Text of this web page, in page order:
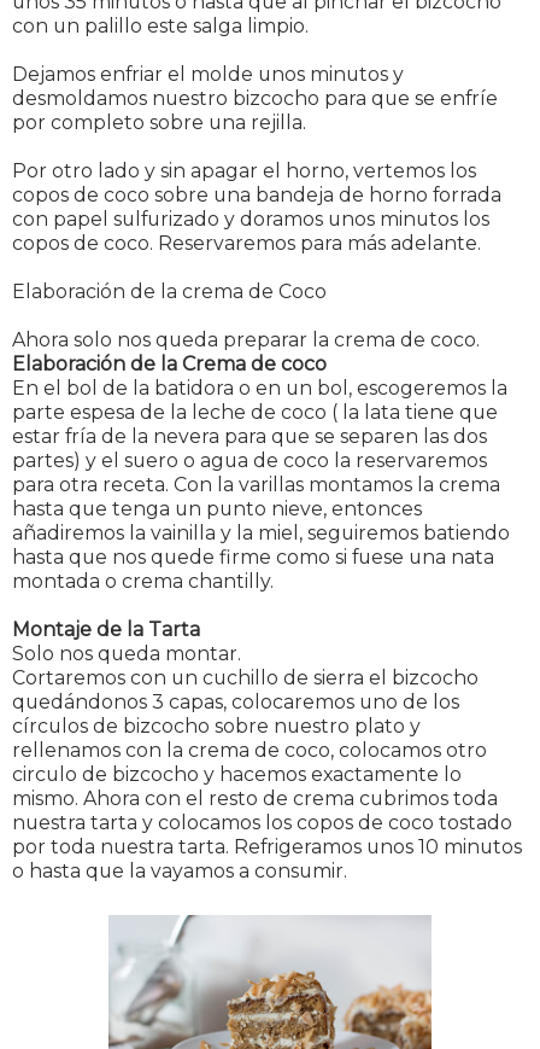
con un palillo este salga limpio.
Dejamos enfriar el molde unos minutos y
desmoldamos nuestro bizcocho para que se enfríe
por completo sobre una rejilla.
Por otro lado y sin apagar el horno, vertemos los
copos de coco sobre una bandeja de horno forrada
con papel sulfurizado y doramos unos minutos los
copos de coco. Reservaremos para más adelante.
Elaboración de la crema de Coco
Ahora solo nos queda preparar la crema de coco.
Elaboración de la Crema de coco
En el bol de la batidora o en un bol, escogeremos la
parte espesa de la leche de coco ( la lata tiene que
estar fría de la nevera para que se separen las dos
partes) y el suero o agua de coco la reservaremos
para otra receta. Con la varillas montamos la crema
hasta que tenga un punto nieve, entonces
añadiremos la vainilla y la miel, seguiremos batiendo
hasta que nos quede firme como si fuese una nata
montada o crema chantilly.
Montaje de la Tarta
Solo nos queda montar.
Cortaremos con un cuchillo de sierra el bizcocho
quedándonos 3 capas, colocaremos uno de los
círculos de bizcocho sobre nuestro plato y
rellenamos con la crema de coco, colocamos otro
circulo de bizcocho y hacemos exactamente lo
mismo. Ahora con el resto de crema cubrimos toda
nuestra tarta y colocamos los copos de coco tostado
por toda nuestra tarta. Refrigeramos unos 10 minutos
o hasta que la vayamos a consumir.